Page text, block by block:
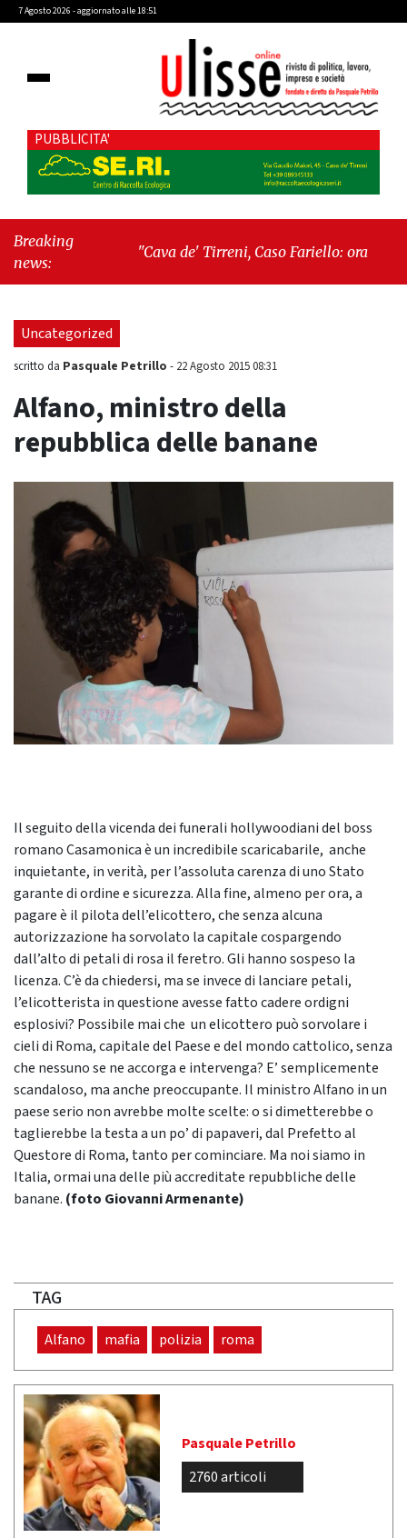
7 Agosto 2026 - aggiornato alle 18:51
PUBBLICITA'
Breaking
news:
"Cava de' Tirreni, Caso Fariello: ora torniamo ai
Uncategorized
scritto da Pasquale Petrillo - 22 Agosto 2015 08:31
Alfano, ministro della
repubblica delle banane
Il seguito della vicenda dei funerali hollywoodiani del boss
romano Casamonica è un incredibile scaricabarile, anche
inquietante, in verità, per l’assoluta carenza di uno Stato
garante di ordine e sicurezza. Alla fine, almeno per ora, a
pagare è il pilota dell’elicottero, che senza alcuna
autorizzazione ha sorvolato la capitale cospargendo
dall’alto di petali di rosa il feretro. Gli hanno sospeso la
licenza. C’è da chiedersi, ma se invece di lanciare petali,
l’elicotterista in questione avesse fatto cadere ordigni
esplosivi? Possibile mai che un elicottero può sorvolare i
cieli di Roma, capitale del Paese e del mondo cattolico, senza
che nessuno se ne accorga e intervenga? E’ semplicemente
scandaloso, ma anche preoccupante. Il ministro Alfano in un
paese serio non avrebbe molte scelte: o si dimetterebbe o
taglierebbe la testa a un po’ di papaveri, dal Prefetto al
Questore di Roma, tanto per cominciare. Ma noi siamo in
Italia, ormai una delle più accreditate repubbliche delle
banane. (foto Giovanni Armenante)
TAG
Alfano mafia polizia roma
Pasquale Petrillo
2760 articoli